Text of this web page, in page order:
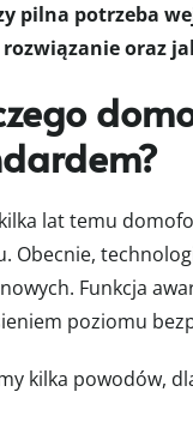
pilna potrzeba
oraz
kilka lat temu
Obecnie,
Funkcja
poziomu
kilka powodów,